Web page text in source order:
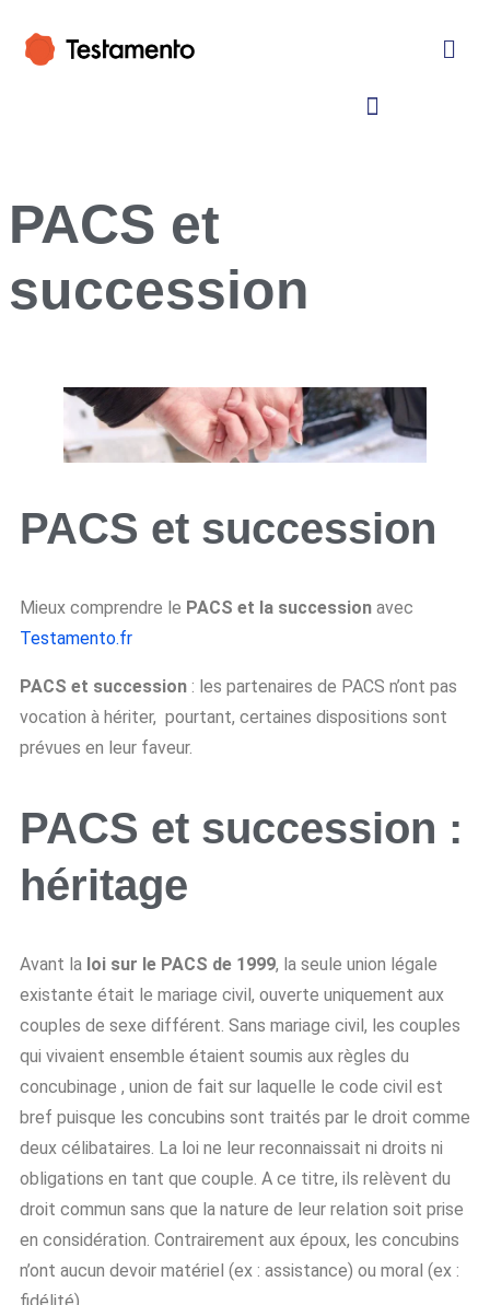
PACS et
succession
PACS et succession
Mieux comprendre le PACS et la succession avec
Testamento.fr
PACS et succession : les partenaires de PACS n’ont pas
vocation à hériter, pourtant, certaines dispositions sont
prévues en leur faveur.
PACS et succession :
héritage
Avant la loi sur le PACS de 1999, la seule union légale
existante était le mariage civil, ouverte uniquement aux
couples de sexe différent. Sans mariage civil, les couples
qui vivaient ensemble étaient soumis aux règles du
concubinage , union de fait sur laquelle le code civil est
bref puisque les concubins sont traités par le droit comme
deux célibataires. La loi ne leur reconnaissait ni droits ni
obligations en tant que couple. A ce titre, ils relèvent du
droit commun sans que la nature de leur relation soit prise
en considération. Contrairement aux époux, les concubins
n’ont aucun devoir matériel (ex : assistance) ou moral (ex :